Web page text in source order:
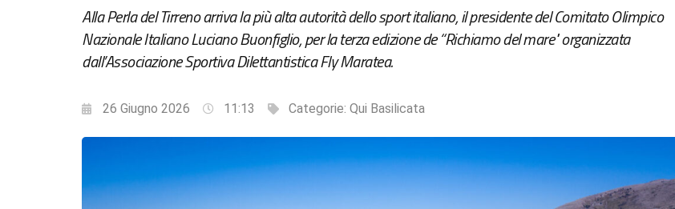
Alla Perla del Tirreno arriva la più alta autorità dello sport italiano, il presidente del Comitato Olimpico
Nazionale Italiano Luciano Buonfiglio, per la terza edizione de “Richiamo del mare" organizzata
dall’Associazione Sportiva Dilettantistica Fly Maratea.
26 Giugno 2026 11:13 Categorie: Qui Basilicata